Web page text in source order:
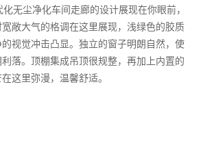
化无尘净化车间 走廊的设计展现在你眼前，
敞大气的格调在这里展现，浅绿色的胶质
视觉冲击凸显。独立的窗子明朗自然，使
落。顶棚集成吊顶很规整，再加上内置的
这里弥漫，温馨舒适。